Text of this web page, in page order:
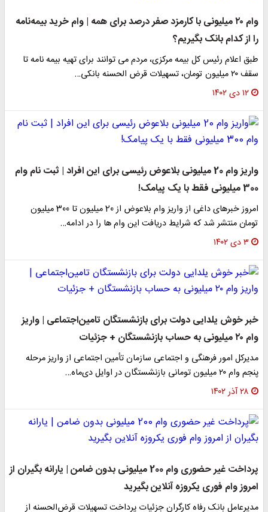
وام ۲۰ میلیونی با کارمزد صفر درصد برای همه | وام خرید بیمه‌نامه
را از کدام بانک بگیریم؟
طبق اعلام رئیس کل بیمه مرکزی، مردم می توانند برای تهیه بیمه نامه تا
سقف ۲۰ میلیون تومان، تسهیلات قرض الحسنه بانکی…
۱۲ دی ۱۴۰۲
واریز وام 20 میلیونی بلاعوض رئیسی برای این افراد | ثبت نام وام
300 میلیونی فقط با یک پیامک!
امروز خبرهای داغی از واریز وام بلاعوض از 20 میلیون تا 300 میلیون
تومان منتشر شد که شرایط دریافت این وام ها را در ادامه…
۳ دی ۱۴۰۲
خبر خوش یلدایی دولت برای بازنشستگان تامین‌اجتماعی | واریز
وام ۲۰ میلیونی به حساب بازنشستگان + جزئیات
مدیرکل امور فرهنگی و اجتماعی سازمان تأمین اجتماعی از واریز مرحله
پنجم وام ۲۰ میلیون تومانی بازنشستگان در اوایل دی‌ماه…
۲۸ آذر ۱۴۰۲
پرداخت غیر حضوری وام 200 میلیونی بدون ضامن | یارانه بگیران از
امروز وام فوری یکروزه آنلاین بگیرید
مدیرعامل بانک رفاه کارگران جزئیات پرداخت تسهیلات قرض‌الحسنه از